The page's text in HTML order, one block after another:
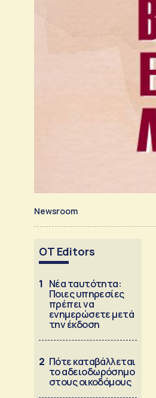
Newsroom
OT Editors
1 Νέα ταυτότητα:
Ποιες υπηρεσίες
πρέπει να
ενημερώσετε μετά
την έκδοση
2 Πότε καταβάλλεται
το αδειοδωρόσημο
στους οικοδόμους